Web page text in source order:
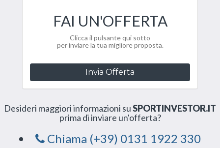
FAI UN'OFFERTA
Clicca il pulsante qui sotto
per inviare la tua migliore proposta.
Invia Offerta
Desideri maggiori informazioni suSPORTINVESTOR.IT
prima di inviare un'offerta?
Chiama (+39) 0131 1922 330